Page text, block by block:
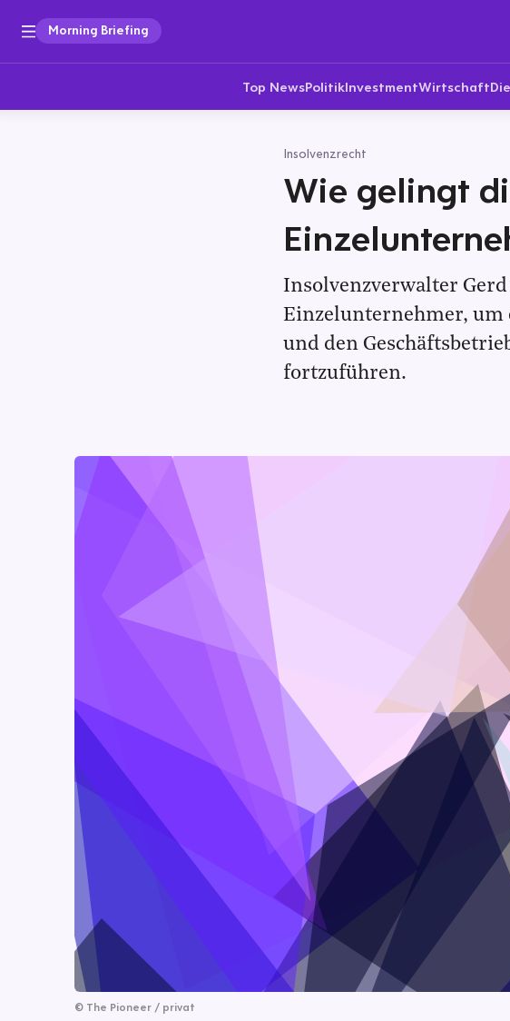
Morning Briefing
Top NewsPolitikInvestmentWirtschaft
Insolvenzrecht
Wie gelingt
Insolvenzverwalter
Einzelunternehmer, um
und den
fortzuführen.
© The Pioneer / privat